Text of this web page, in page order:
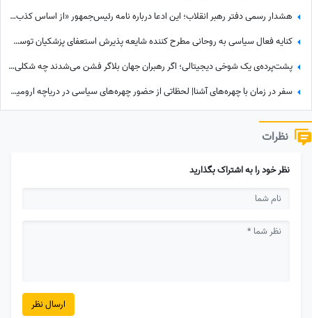
هشدار رسمی دفتر رهبر انقلاب؛ این ادعا درباره نامه رئیس‌جمهور «از اساس کذب» است
کنایه فعال سیاسی به روحانی مطرح کننده شایعه پذیرش استعفای پزشکیان توسط رهبر انقلاب: چرا از حمله دشمن به بیت رهبری جلوگیری نکردی؟
پشت‌پرده‌ی یک شوخی دیجیتالی؛ اگر رهبران جهان بلاگر فشن می‌شدند چه شکلی می‌شدند؟
سفر در زمان با چهره‌های آشنا| لحظاتی از حضور چهره‌های سیاسی در دریاچه ارومیه؛ از پزشکیان و حسن روحانی تا احمدی‌نژاد و...
نظرات
نظر خود را به اشتراک بگذارید
ارسال نظر